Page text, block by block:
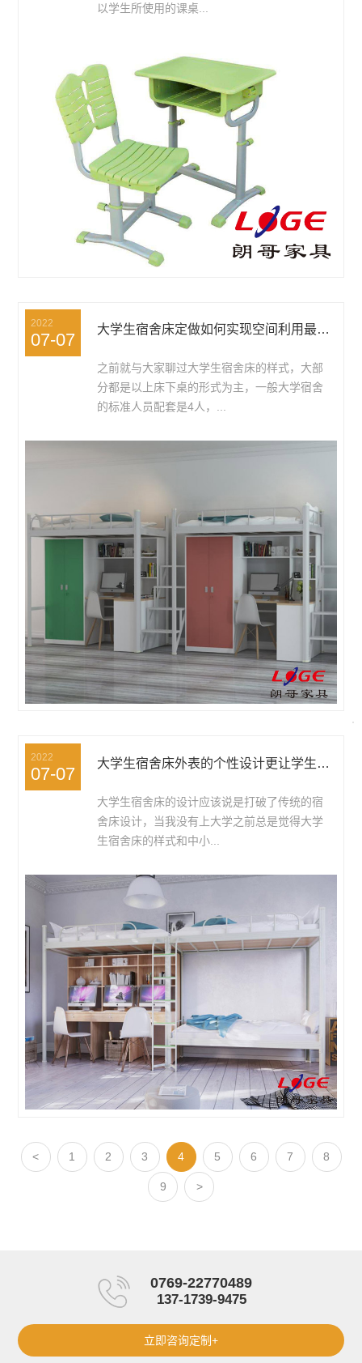
以学生所使用的课桌...
2022
07-07
大学生宿舍床定做如何实现空间利用最大化
之前就与大家聊过大学生宿舍床的样式，大部
分都是以上床下桌的形式为主，一般大学宿舍
的标准人员配套是4人，...
2022
07-07
大学生宿舍床外表的个性设计更让学生喜欢
大学生宿舍床的设计应该说是打破了传统的宿
舍床设计，当我没有上大学之前总是觉得大学
生宿舍床的样式和中小...
< 1 2 3 4 5 6 7 8
9 >
0769-22770489
137-1739-9475
立即咨询定制+